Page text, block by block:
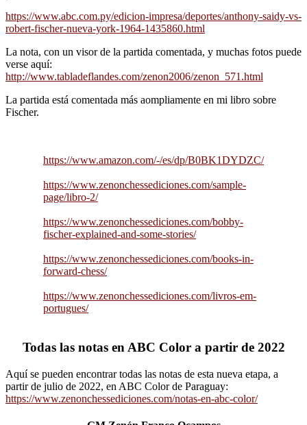
https://www.abc.com.py/edicion-impresa/deportes/anthony-saidy-vs-
robert-fischer-nueva-york-1964-1435860.html
La nota, con un visor de la partida comentada, y muchas fotos puede
verse aquí:
http://www.tabladeflandes.com/zenon2006/zenon_571.html
La partida está comentada más aompliamente en mi libro sobre
Fischer.
https://www.amazon.com/-/es/dp/B0BK1DYDZC/
https://www.zenonchessediciones.com/sample-
page/libro-2/
https://www.zenonchessediciones.com/bobby-
fischer-explained-and-some-stories/
https://www.zenonchessediciones.com/books-in-
forward-chess/
https://www.zenonchessediciones.com/livros-em-
portugues/
Todas las notas en ABC Color a partir de 2022
Aquí se pueden encontrar todas las notas de esta nueva etapa, a
partir de julio de 2022, en ABC Color de Paraguay:
https://www.zenonchessediciones.com/notas-en-abc-color/